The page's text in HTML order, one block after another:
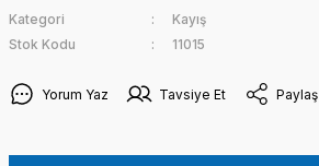
Kategori
Kayış
Stok Kodu
11015
Yorum Yaz Tavsiye Et Paylaş